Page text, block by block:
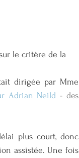
dirigée par Mme
Adrian Neild - des
plus court, donc
assistée. Une fois